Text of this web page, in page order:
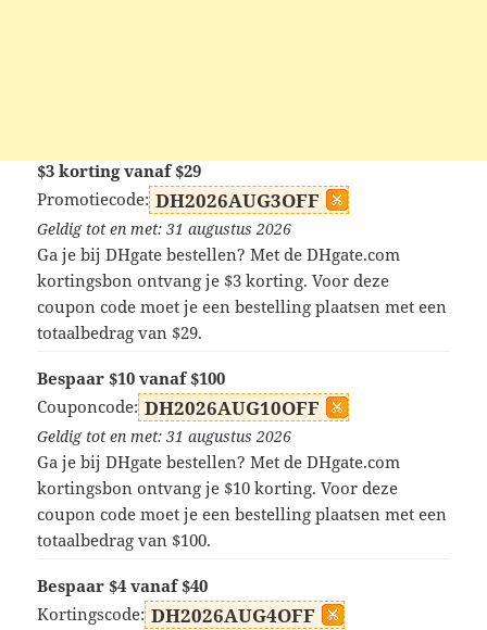
$3 korting vanaf $29
Promotiecode: DH2026AUG3OFF
Geldig tot en met: 31 augustus 2026
Ga je bij DHgate bestellen? Met de DHgate.com
kortingsbon ontvang je $3 korting. Voor deze
coupon code moet je een bestelling plaatsen met een
totaalbedrag van $29.
Bespaar $10 vanaf $100
Couponcode: DH2026AUG10OFF
Geldig tot en met: 31 augustus 2026
Ga je bij DHgate bestellen? Met de DHgate.com
kortingsbon ontvang je $10 korting. Voor deze
coupon code moet je een bestelling plaatsen met een
totaalbedrag van $100.
Bespaar $4 vanaf $40
Kortingscode: DH2026AUG4OFF